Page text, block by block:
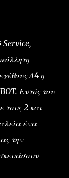
Service,
Α4 η
Εντός του
τους 2 και
ένα
την